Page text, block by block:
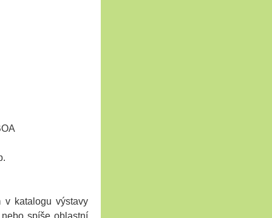
v katalogu výstavy
spíše oblastní